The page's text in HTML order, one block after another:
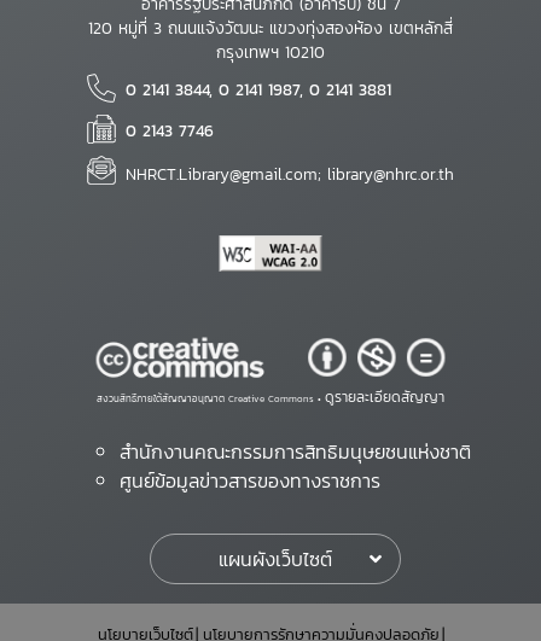
120 หมู่ที่ 3 ถนนแจ้งวัฒนะ แขวงทุ่งสองห้อง เขตหลักสี่
กรุงเทพฯ 10210
0 2141 3844, 0 2141 1987, 0 2141 3881
0 2143 7746
NHRCT.Library@gmail.com; library@nhrc.or.th
สงวนสิทธิ์ภายใต้สัญญาอนุญาต Creative Commons • ดูรายละเอียดสัญญา
สำนักงานคณะกรรมการสิทธิมนุษยชนแห่งชาติ
ศูนย์ข้อมูลข่าวสารของทางราชการ
แผนผังเว็บไซต์
นโยบายเว็บไซต์ นโยบายการรักษาความมั่นคงปลอดภัย